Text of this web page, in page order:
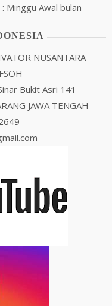
: Minggu Awal bulan
NUSANTARA
Bukit Asri 141
JAWA TENGAH